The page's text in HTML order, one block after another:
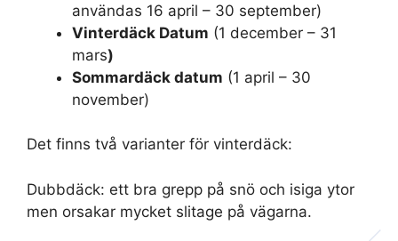
användas 16 april – 30 september)
Vinterdäck Datum (1 december – 31
mars)
Sommardäck datum (1 april – 30
november)
Det finns två varianter för vinterdäck:
Dubbdäck: ett bra grepp på snö och isiga ytor
men orsakar mycket slitage på vägarna.